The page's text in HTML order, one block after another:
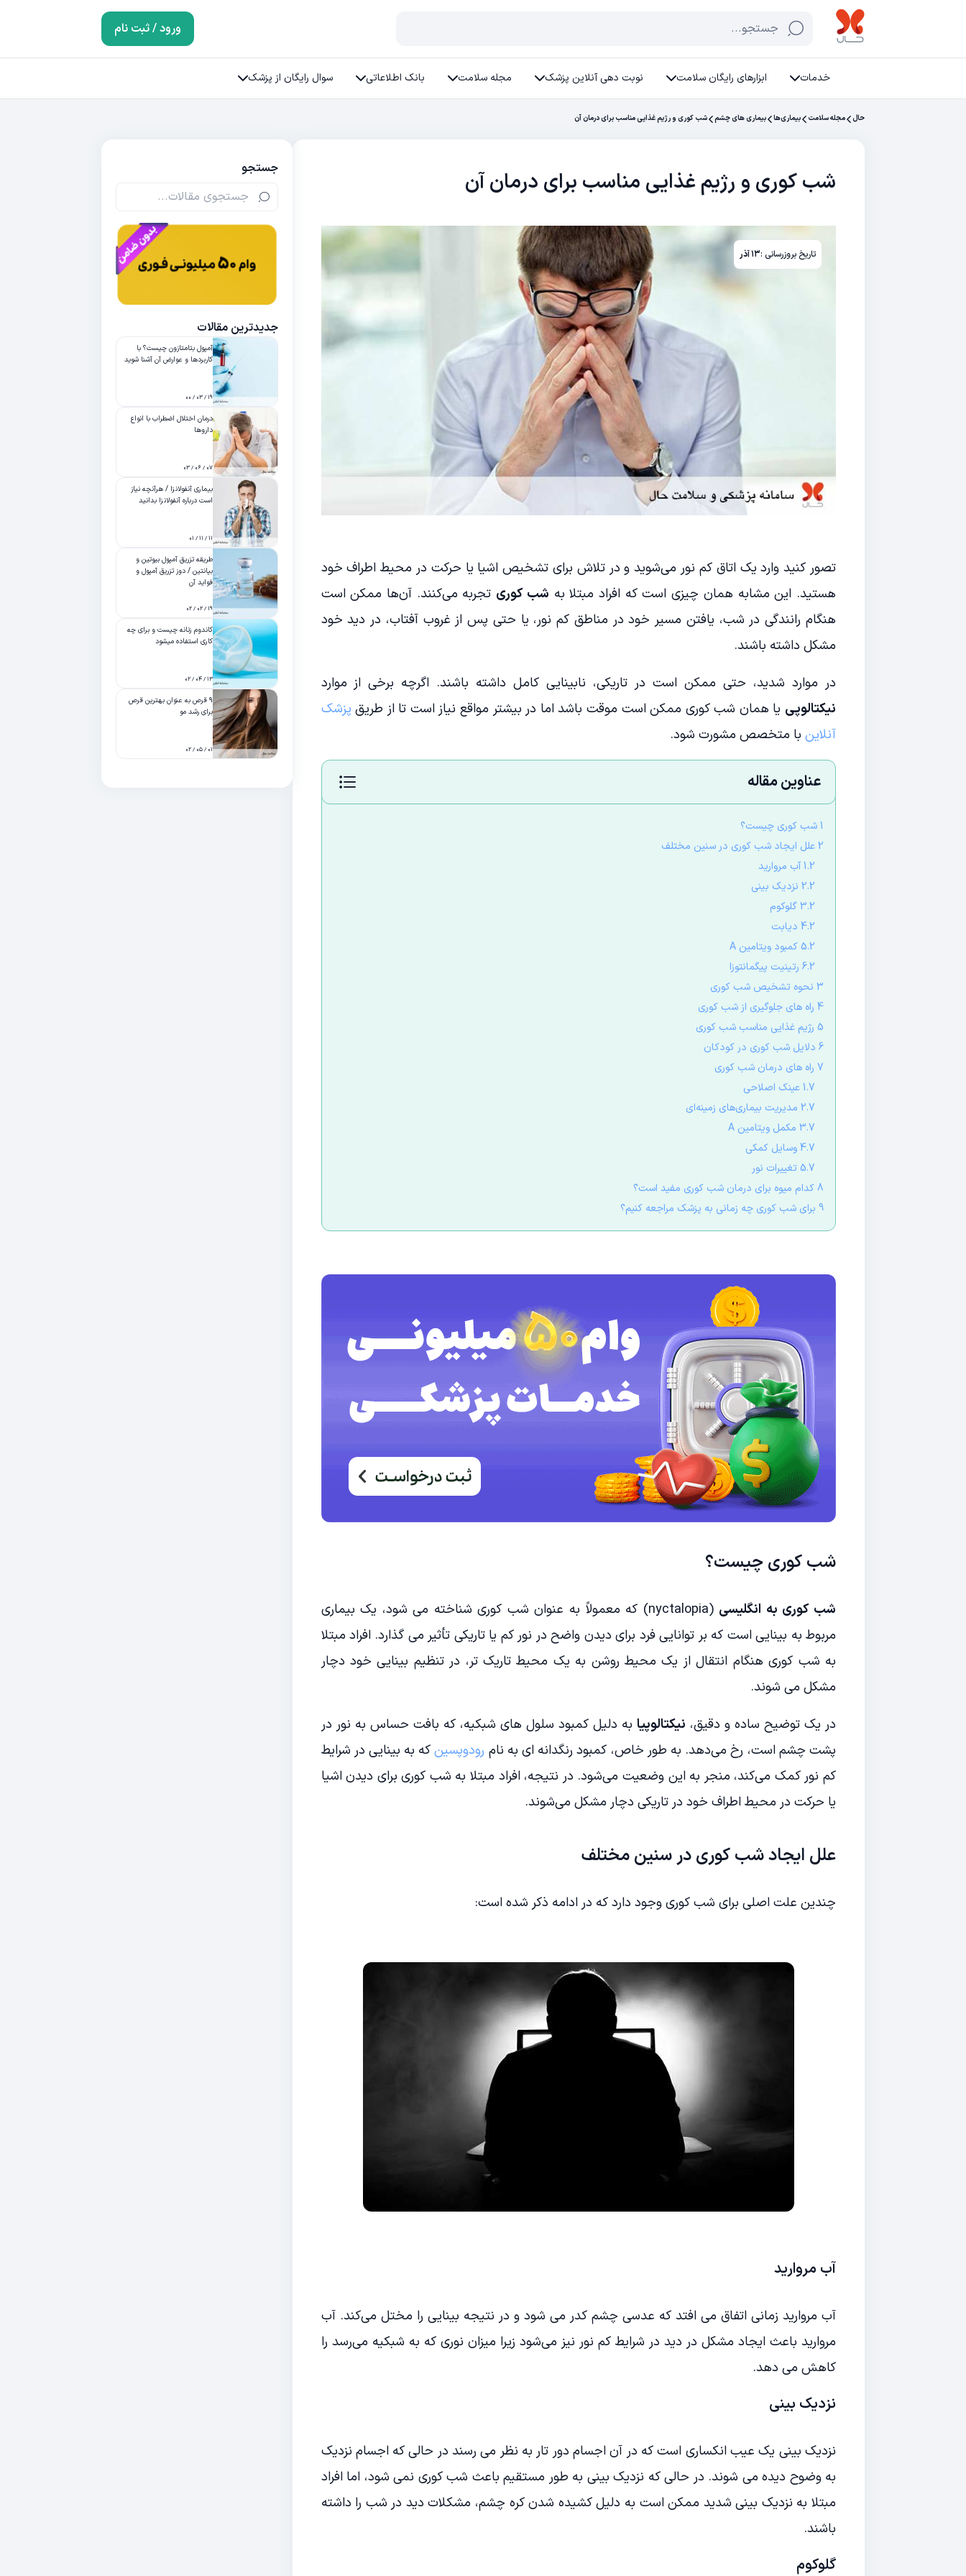
جستجو... ورود / ثبت نام
خدمات ابزارهای رایگان سلامت نوبت دهی آنلاین پزشک مجله سلامت بانک اطلاعاتی سوال رایگان از پزشک
حال مجله سلامت بیماری‌ها بیماری های چشم شب کوری و رژیم غذایی مناسب برای درمان آن
شب کوری و رژیم غذایی مناسب برای درمان آن
تاریخ بروزرسانی :۱۳ آذر
تصور کنید وارد یک اتاق کم نور می‌شوید و در تلاش برای تشخیص اشیا یا حرکت در محیط اطراف خود
هستید. این مشابه همان چیزی است که افراد مبتلا به شب کوری تجربه می‌کنند. آن‌ها ممکن است
هنگام رانندگی در شب، یافتن مسیر خود در مناطق کم نور، یا حتی پس از غروب آفتاب، در دید خود
مشکل داشته باشند.
در موارد شدید، حتی ممکن است در تاریکی، نابینایی کامل داشته باشند. اگرچه برخی از موارد
نیکتالوپی یا همان شب کوری ممکن است موقت باشد اما در بیشتر مواقع نیاز است تا از طریق پزشک
آنلاین با متخصص مشورت شود.
عناوین مقاله
1 شب کوری چیست؟
2 علل ایجاد شب کوری در سنین مختلف
1.2 آب مروارید
2.2 نزدیک بینی
3.2 گلوکوم
4.2 دیابت
5.2 کمبود ویتامین A
6.2 رتینیت پیگمانتوزا
3 نحوه تشخیص شب کوری
4 راه های جلوگیری از شب کوری
5 رژیم غذایی مناسب شب کوری
6 دلایل شب کوری در کودکان
7 راه های درمان شب کوری
1.7 عینک اصلاحی
2.7 مدیریت بیماری‌های زمینه‌ای
3.7 مکمل ویتامین A
4.7 وسایل کمکی
5.7 تغییرات نور
8 کدام میوه برای درمان شب کوری مفید است؟
9 برای شب کوری چه زمانی به پزشک مراجعه کنیم؟
شب کوری چیست؟
شب کوری به انگلیسی
(nyctalopia) که معمولاً به عنوان شب کوری شناخته می شود، یک بیماری
مربوط به بینایی است که بر توانایی فرد برای دیدن واضح در نور کم یا تاریکی تأثیر می گذارد. افراد مبتلا
به شب کوری هنگام انتقال از یک محیط روشن به یک محیط تاریک تر، در تنظیم بینایی خود دچار
مشکل می شوند.
در یک توضیح ساده و دقیق، نیکتالوپیا به دلیل کمبود سلول های شبکیه، که بافت حساس به نور در
پشت چشم است، رخ می‌دهد. به طور خاص، کمبود رنگدانه ای به نام رودوپسینکه به بینایی در شرایط
کم نور کمک می‌کند، منجر به این وضعیت می‌شود. در نتیجه، افراد مبتلا به شب کوری برای دیدن اشیا
یا حرکت در محیط اطراف خود در تاریکی دچار مشکل می‌شوند.
علل ایجاد شب کوری در سنین مختلف
چندین علت اصلی برای شب کوری وجود دارد که در ادامه ذکر شده است:
آب مروارید
آب مروارید زمانی اتفاق می افتد که عدسی چشم کدر می شود و در نتیجه بینایی را مختل می‌کند. آب
مروارید باعث ایجاد مشکل در دید در شرایط کم نور نیز می‌شود زیرا میزان نوری که به شبکیه می‌رسد را
کاهش می دهد.
نزدیک بینی
نزدیک بینی یک عیب انکساری است که در آن اجسام دور تار به نظر می رسند در حالی که اجسام نزدیک
به وضوح دیده می شوند. در حالی که نزدیک بینی به طور مستقیم باعث شب کوری نمی شود، اما افراد
مبتلا به نزدیک بینی شدید ممکن است به دلیل کشیده شدن کره چشم، مشکلات دید در شب را داشته
باشند.
گلوکوم
جستجو
جدیدترین مقالات
آمپول بتامتازون چیست؟ با
کاربردها و عوارض آن آشنا شوید
۱۹ / ۰۳ / ۰۰
درمان اختلال اضطراب با انواع
داروها
۰۷ / ۰۶ / ۰۳
بیماری آنفولانزا / هرآنچه نیاز
است درباره آنفولانزا بدانید
۱۱ / ۱۱ / ۰۱
طریقه تزریق آمپول بیوتین و
بپانتین / دوز تزریق آمپول و
فواید آن
۱۹ / ۰۲ / ۰۲
کاندوم زنانه چیست و برای چه
کاری استفاده میشود
۱۳ / ۰۴ / ۰۲
۹ قرص به عنوان بهترین قرص
برای رشد مو
۰۱ / ۰۵ / ۰۲